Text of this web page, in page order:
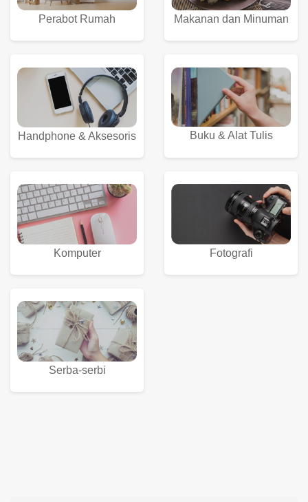
Perabot Rumah Makanan dan Minuman
Handphone & Aksesoris Buku & Alat Tulis
Komputer Fotografi
Serba-serbi